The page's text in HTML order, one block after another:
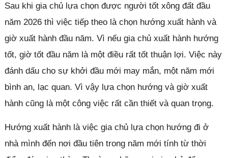
Sau khi gia chủ lựa chọn được người tốt xông đất đầu
năm 2026 thì việc tiếp theo là chọn hướng xuất hành và
giờ xuất hành đầu năm. Vì nếu gia chủ xuất hành hướng
tốt, giờ tốt đầu năm là một điều rất tốt thuận lợi. Việc này
đánh dấu cho sự khởi đầu mới may mắn, một năm mới
bình an, lạc quan. Vì vậy lựa chọn hướng và giờ xuất
hành cũng là một công việc rất cần thiết và quan trọng.
Hướng xuất hành là việc gia chủ lựa chọn hướng đi ở
nhà mình đến nơi đầu tiên trong năm mới tính từ thời